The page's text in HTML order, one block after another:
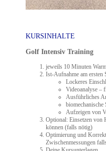
KURSINHALTE
Golf Intensiv Training
jeweils 10 Minuten
Ist-Aufnahme am ersten
Lockeres
Videoanalyse –
Ausführliches
Aufzeigen von
Optional: Einsetzen von
können (falls nötig)
Optimierung und
Zwischenmessungen